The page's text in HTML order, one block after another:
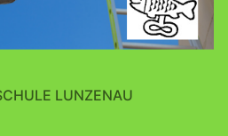
LUNZENAU